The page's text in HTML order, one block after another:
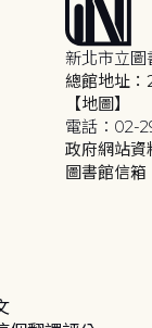
新北市立圖
總館地址
【地圖】
電話：02-
政府網站資
圖書館信